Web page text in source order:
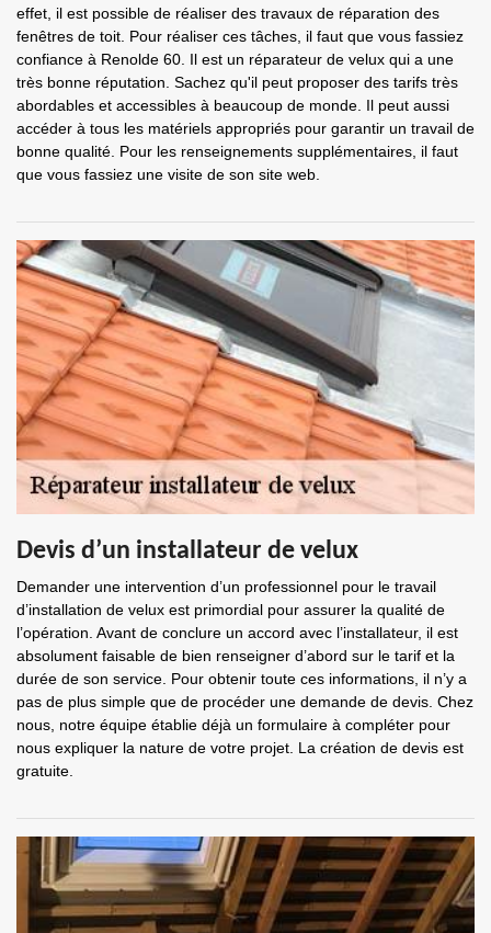
effet, il est possible de réaliser des travaux de réparation des
fenêtres de toit. Pour réaliser ces tâches, il faut que vous fassiez
confiance à Renolde 60. Il est un réparateur de velux qui a une
très bonne réputation. Sachez qu'il peut proposer des tarifs très
abordables et accessibles à beaucoup de monde. Il peut aussi
accéder à tous les matériels appropriés pour garantir un travail de
bonne qualité. Pour les renseignements supplémentaires, il faut
que vous fassiez une visite de son site web.
Devis d’un installateur de velux
Demander une intervention d’un professionnel pour le travail
d’installation de velux est primordial pour assurer la qualité de
l’opération. Avant de conclure un accord avec l’installateur, il est
absolument faisable de bien renseigner d’abord sur le tarif et la
durée de son service. Pour obtenir toute ces informations, il n’y a
pas de plus simple que de procéder une demande de devis. Chez
nous, notre équipe établie déjà un formulaire à compléter pour
nous expliquer la nature de votre projet. La création de devis est
gratuite.